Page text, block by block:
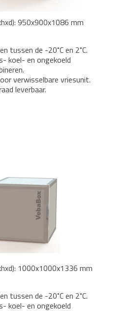
950x900x1086 mm
tussen de -20˚C en 2˚C.
koel- en ongekoeld
verwisselbare vriesunit.
leverbaar.
1000x1000x1336 mm
tussen de -20˚C en 2˚C.
koel- en ongekoeld